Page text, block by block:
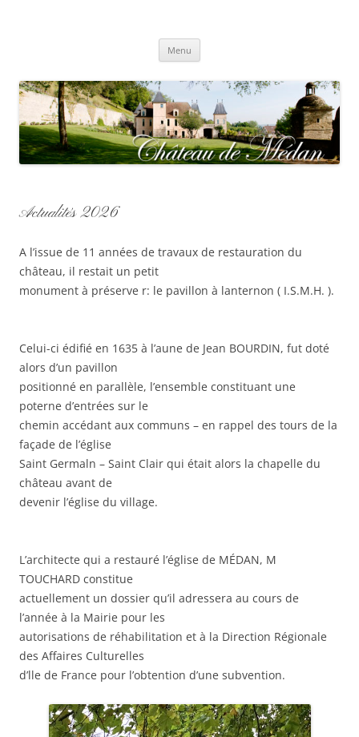
Menu
Actualités 2026
A l’issue de 11 années de travaux de restauration du
château, il restait un petit
monument à préserve r: le pavillon à lanternon ( I.S.M.H. ).
Celui-ci édifié en 1635 à l’aune de Jean BOURDIN, fut doté
alors d’un pavillon
positionné en parallèle, l’ensemble constituant une
poterne d’entrées sur le
chemin accédant aux communs – en rappel des tours de la
façade de l’église
Saint Germaln – Saint Clair qui était alors la chapelle du
château avant de
devenir l’église du village.
L’architecte qui a restauré l’église de MÉDAN, M
TOUCHARD constitue
actuellement un dossier qu’il adressera au cours de
l’année à la Mairie pour les
autorisations de réhabilitation et à la Direction Régionale
des Affaires Culturelles
d’lle de France pour l’obtention d’une subvention.